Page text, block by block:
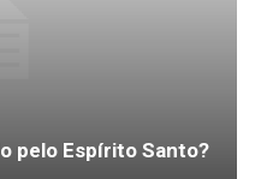
pelo Espírito Santo?